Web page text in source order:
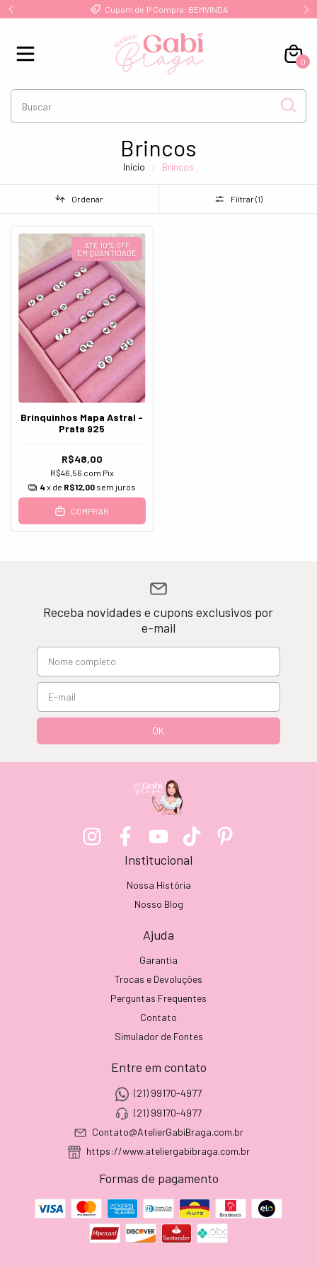
Cupom de 1ª Compra: BEMVINDA
0
Brincos
Início Brincos
Ordenar Filtrar (1)
ATÉ 10% OFF
EM QUANTIDADE
Brinquinhos Mapa Astral -
Prata 925
R$48,00
R$46,56 com Pix
4 x de R$12,00 sem juros
COMPRAR
Receba novidades e cupons exclusivos por
e-mail
Institucional
Nossa História
Nosso Blog
Ajuda
Garantia
Trocas e Devoluções
Perguntas Frequentes
Contato
Simulador de Fontes
Entre em contato
(21) 99170-4977
(21) 99170-4977
Contato@AtelierGabiBraga.com.br
https://www.ateliergabibraga.com.br
Formas de pagamento